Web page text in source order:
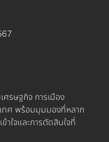
ศรษฐกิจ การเมือง
เทศ พร้อมมุมมองที่หลาก
าใจและการตัดสินใจที่